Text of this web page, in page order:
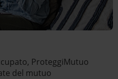
ProteggiMutuo
del mutuo